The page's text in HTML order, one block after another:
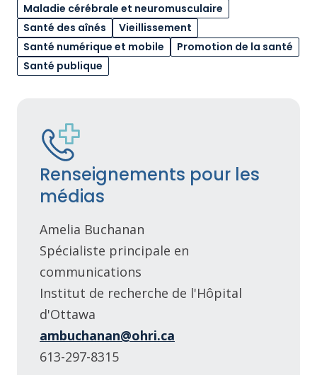
Maladie cérébrale et neuromusculaire
Santé des aînés
Vieillissement
Santé numérique et mobile
Promotion de la santé
Santé publique
Renseignements pour les
médias
Amelia Buchanan
Spécialiste principale en
communications
Institut de recherche de l'Hôpital
d'Ottawa
ambuchanan@ohri.ca
613-297-8315